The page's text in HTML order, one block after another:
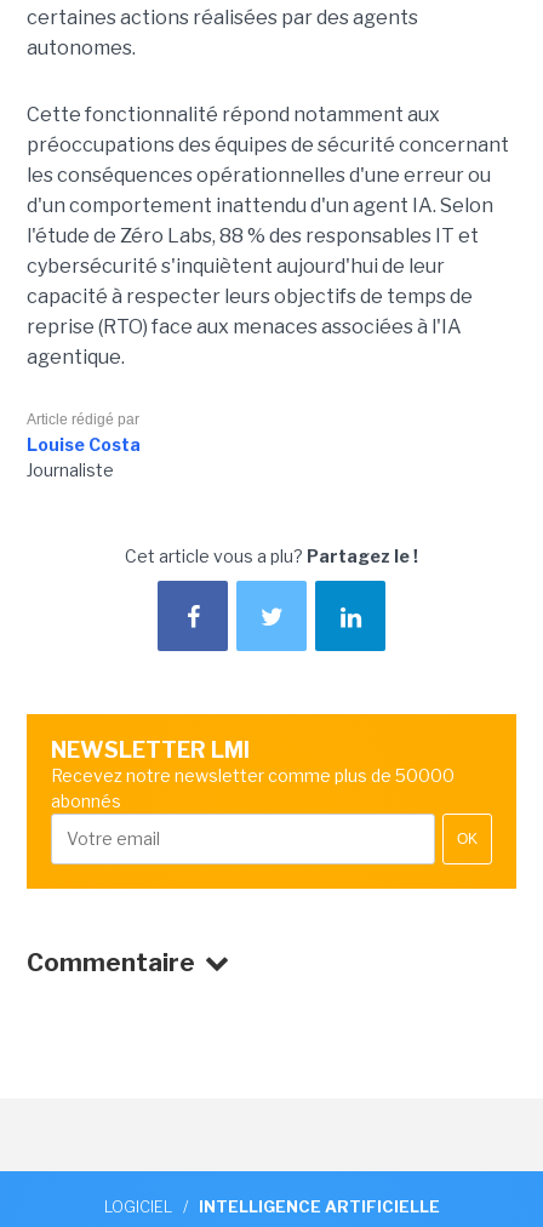
certaines actions réalisées par des agents
autonomes.
Cette fonctionnalité répond notamment aux
préoccupations des équipes de sécurité concernant
les conséquences opérationnelles d'une erreur ou
d'un comportement inattendu d'un agent IA. Selon
l'étude de Zéro Labs, 88 % des responsables IT et
cybersécurité s'inquiètent aujourd'hui de leur
capacité à respecter leurs objectifs de temps de
reprise (RTO) face aux menaces associées à l'IA
agentique.
Article rédigé par
Louise Costa
Journaliste
Cet article vous a plu? Partagez le !
NEWSLETTER LMI
Recevez notre newsletter comme plus de 50000
abonnés
OK
Commentaire
LOGICIEL / INTELLIGENCE ARTIFICIELLE